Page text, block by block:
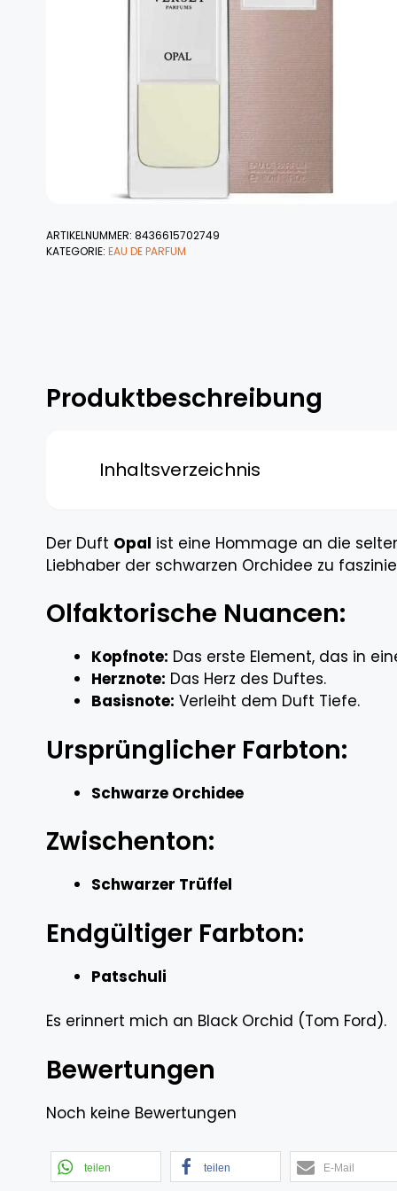
ARTIKELNUMMER: 8436615702749
KATEGORIE: EAU DE PARFUM
Produktbeschreibung
Inhaltsverzeichnis
Der Duft Opal ist eine Hommage an die
Liebhaber der schwarzen Orchidee zu
Olfaktorische Nuancen:
Kopfnote: Das erste Element, das in
Herznote: Das Herz des Duftes.
Basisnote: Verleiht dem Duft Tiefe.
Ursprünglicher Farbton:
Schwarze Orchidee
Zwischenton:
Schwarzer Trüffel
Endgültiger Farbton:
Patschuli
Es erinnert mich an Black Orchid (Tom Ford).
Bewertungen
Noch keine Bewertungen
teilen teilen E-Mail